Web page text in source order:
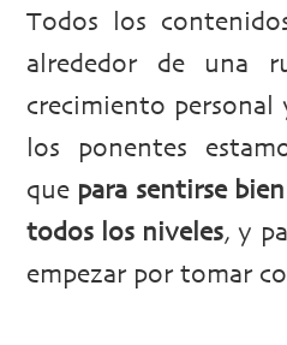
Todos los
alrededor de una
crecimiento personal
los ponentes
que para sentirse
todos los niveles, y
empezar por tomar